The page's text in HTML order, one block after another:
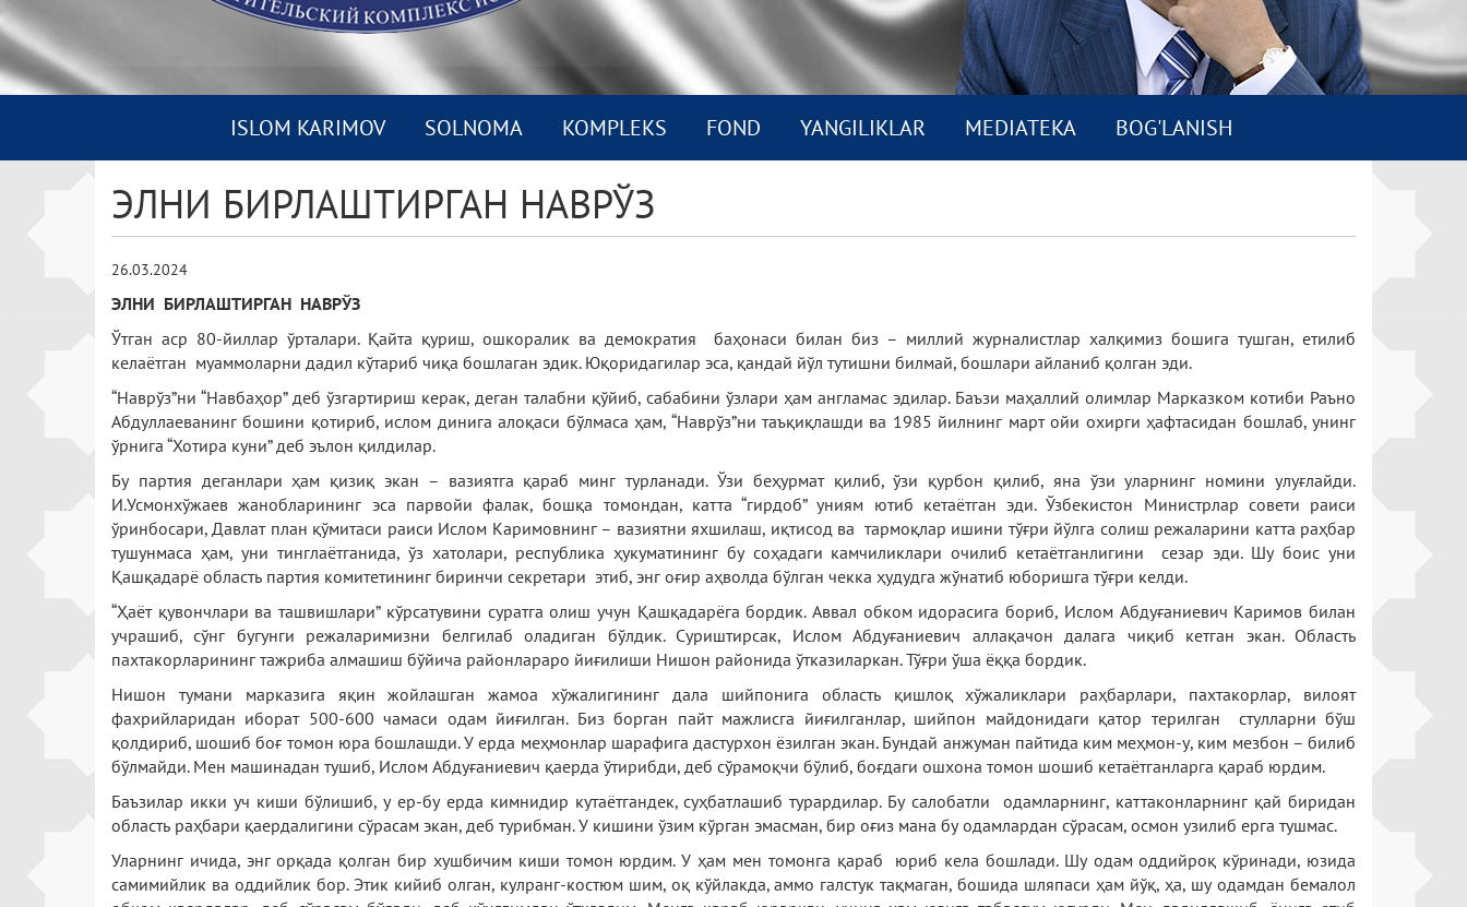
ISLOM KARIMOV SOLNOMA KOMPLEKS FOND YANGILIKLAR MEDIATEKA BOG'LANISH
ЭЛНИ БИРЛАШТИРГАН НАВРЎЗ
26.03.2024
ЭЛНИ БИРЛАШТИРГАН НАВРЎЗ
Ўтган аср 80-йиллар ўрталари. Қайта қуриш, ошкоралик ва демократия баҳонаси билан биз – миллий журналистлар халқимиз бошига тушган, етилиб
келаётган муаммоларни дадил кўтариб чиқа бошлаган эдик. Юқоридагилар эса, қандай йўл тутишни билмай, бошлари айланиб қолган эди.
“Наврўз”ни “Навбаҳор” деб ўзгартириш керак, деган талабни қўйиб, сабабини ўзлари ҳам англамас эдилар. Баъзи маҳаллий олимлар Марказком котиби Раъно
Абдуллаеванинг бошини қотириб, ислом динига алоқаси бўлмаса ҳам, “Наврўз”ни таъқиқлашди ва 1985 йилнинг март ойи охирги ҳафтасидан бошлаб, унинг
ўрнига “Хотира куни” деб эълон қилдилар.
Бу партия деганлари ҳам қизиқ экан – вазиятга қараб минг турланади. Ўзи беҳурмат қилиб, ўзи қурбон қилиб, яна ўзи уларнинг номини улуғлайди.
И.Усмонхўжаев жанобларининг эса парвойи фалак, бошқа томондан, катта “гирдоб” униям ютиб кетаётган эди. Ўзбекистон Министрлар совети раиси
ўринбосари, Давлат план қўмитаси раиси Ислом Каримовнинг – вазиятни яхшилаш, иқтисод ва тармоқлар ишини тўғри йўлга солиш режаларини катта раҳбар
тушунмаса ҳам, уни тинглаётганида, ўз хатолари, республика ҳукуматининг бу соҳадаги камчиликлари очилиб кетаётганлигини сезар эди. Шу боис уни
Қашқадарё область партия комитетининг биринчи секретари этиб, энг оғир аҳволда бўлган чекка ҳудудга жўнатиб юборишга тўғри келди.
“Ҳаёт қувончлари ва ташвишлари” кўрсатувини суратга олиш учун Қашқадарёга бордик. Аввал обком идорасига бориб, Ислом Абдуғаниевич Каримов билан
учрашиб, сўнг бугунги режаларимизни белгилаб оладиган бўлдик. Суриштирсак, Ислом Абдуғаниевич аллақачон далага чиқиб кетган экан. Область
пахтакорларининг тажриба алмашиш бўйича районлараро йиғилиши Нишон районида ўтказиларкан. Тўғри ўша ёққа бордик.
Нишон тумани марказига яқин жойлашган жамоа хўжалигининг дала шийпонига область қишлоқ хўжаликлари раҳбарлари, пахтакорлар, вилоят
фахрийларидан иборат 500-600 чамаси одам йиғилган. Биз борган пайт мажлисга йиғилганлар, шийпон майдонидаги қатор терилган стулларни бўш
қолдириб, шошиб боғ томон юра бошлашди. У ерда меҳмонлар шарафига дастурхон ёзилган экан. Бундай анжуман пайтида ким меҳмон-у, ким мезбон – билиб
бўлмайди. Мен машинадан тушиб, Ислом Абдуғаниевич қаерда ўтирибди, деб сўрамоқчи бўлиб, боғдаги ошхона томон шошиб кетаётганларга қараб юрдим.
Баъзилар икки уч киши бўлишиб, у ер-бу ерда кимнидир кутаётгандек, суҳбатлашиб турардилар. Бу салобатли одамларнинг, каттаконларнинг қай биридан
область раҳбари қаердалигини сўрасам экан, деб турибман. У кишини ўзим кўрган эмасман, бир оғиз мана бу одамлардан сўрасам, осмон узилиб ерга тушмас.
Уларнинг ичида, энг орқада қолган бир хушбичим киши томон юрдим. У ҳам мен томонга қараб юриб кела бошлади. Шу одам оддийроқ кўринади, юзида
самимийлик ва оддийлик бор. Этик кийиб олган, кулранг-костюм шим, оқ кўйлакда, аммо галстук тақмаган, бошида шляпаси ҳам йўқ, ҳа, шу одамдан бемалол